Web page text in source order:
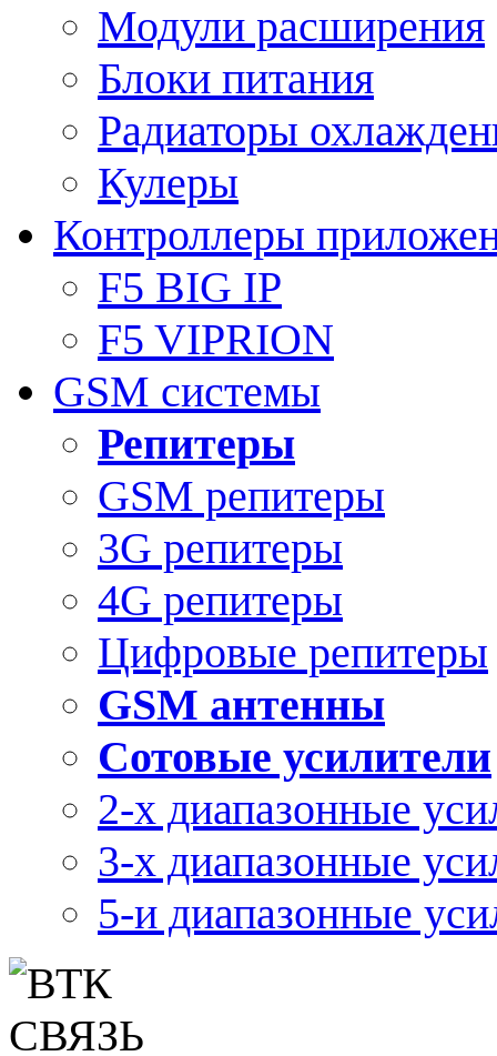
Модули расширения
Блоки питания
Радиаторы
Кулеры
Контроллеры
F5 BIG IP
F5 VIPRION
GSM системы
Репитеры
GSM репитеры
3G репитеры
4G репитеры
Цифровые репитеры
GSM антенны
Сотовые усилители
2-х диапазонные
3-х диапазонные
5-и диапазонные